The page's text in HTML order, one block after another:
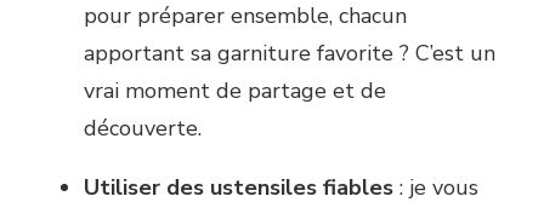
pour préparer ensemble, chacun
apportant sa garniture favorite ? C’est un
vrai moment de partage et de
découverte.
Utiliser des ustensiles fiables : je vous